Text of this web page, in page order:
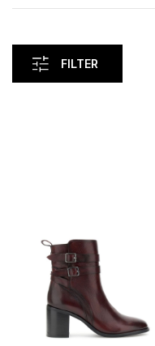
FILTER